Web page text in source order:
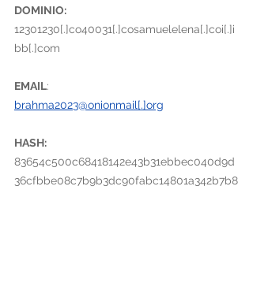
DOMINIO:
12301230[.]co40031[.]cosamuelelena[.]coi[.]i
bb[.]com
EMAIL:
brahma2023@onionmail[.]org
HASH:
83654c500c68418142e43b31ebbec040d9d
36cfbbe08c7b9b3dc90fabc14801a342b7b8